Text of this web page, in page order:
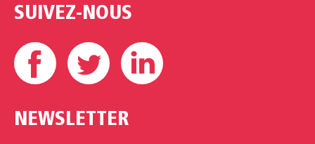
SUIVEZ-NOUS
Facebook Twitter
NEWSLETTER